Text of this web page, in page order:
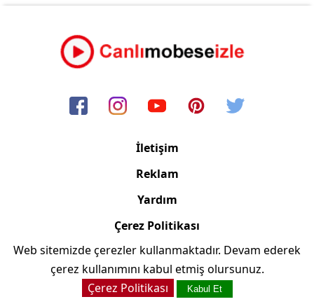
İletişim
Reklam
Yardım
Çerez Politikası
Copyright © 2006/2024 Canlimobeseizle.net
Web sitemizde çerezler kullanmaktadır. Devam ederek
çerez kullanımını kabul etmiş olursunuz.
Çerez Politikası
Kabul Et